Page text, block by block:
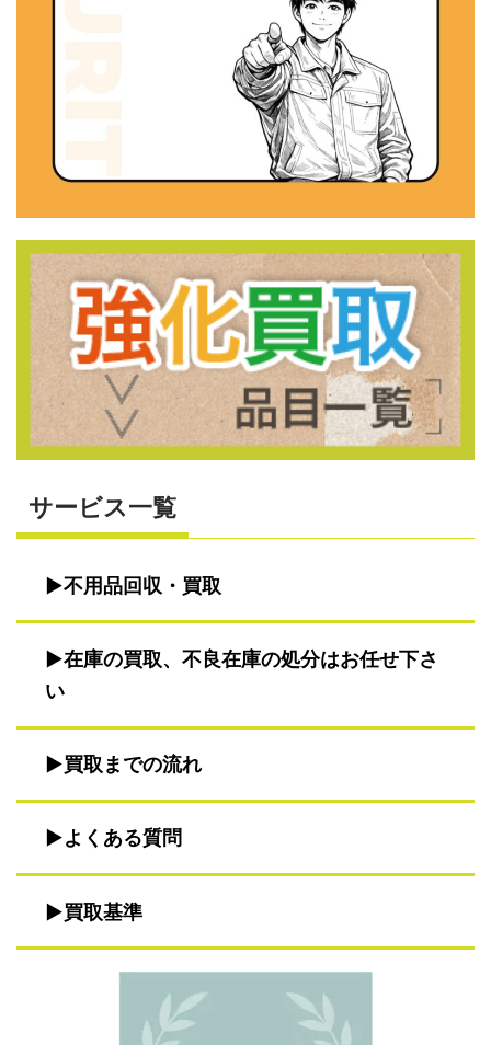
サービス一覧
不用品回収・買取
在庫の買取、不良在庫の処分はお任せ下さ
い
買取までの流れ
よくある質問
買取基準